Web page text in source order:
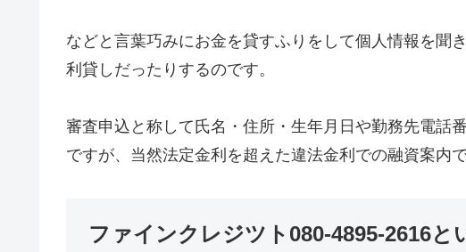
などと言葉巧みにお金を貸すふりをして個人情報を聞
利貸しだったりするのです。
審査申込と称して氏名・住所・生年月日や勤務先電話
ですが、当然法定金利を超えた違法金利での融資案内で
ファインクレジツト080-4895-2616と